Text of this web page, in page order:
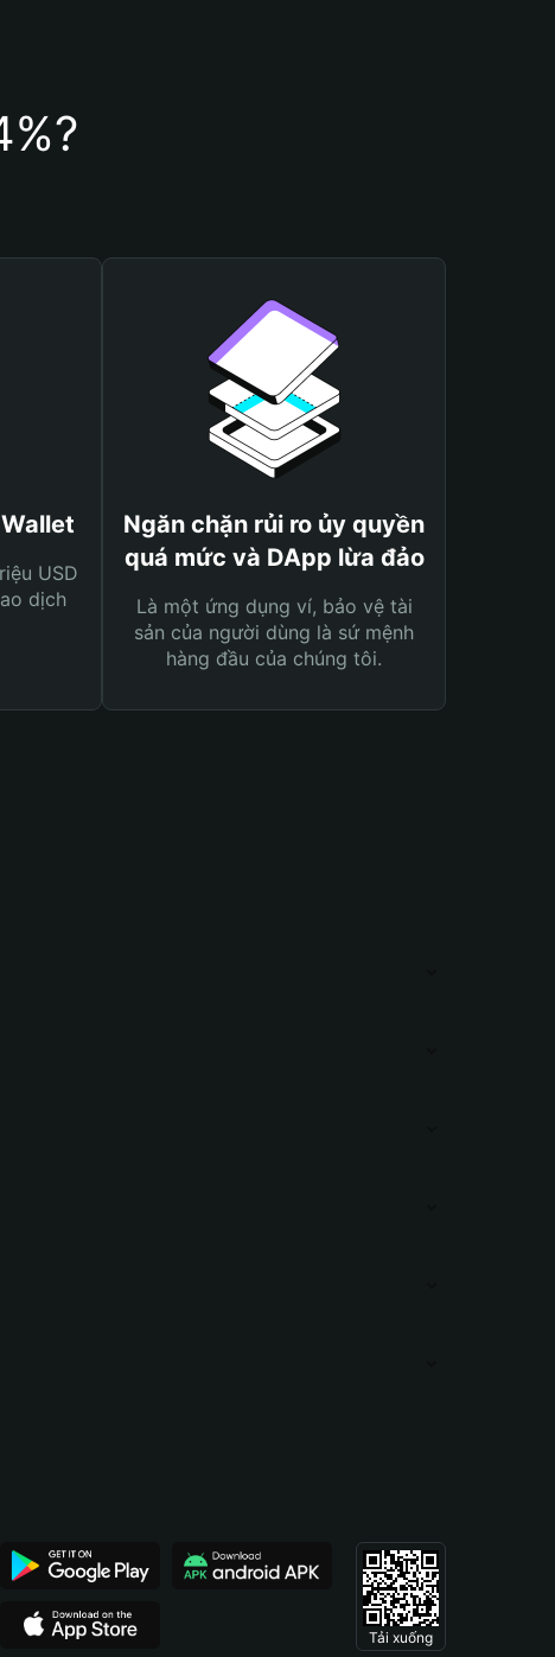
USD
dịch
Ngăn chặn rủi ro ủy quyền
quá mức và DApp lừa đảo
Là một ứng dụng ví, bảo vệ tài
sản của người dùng là sứ mệnh
hàng đầu của chúng tôi.
Tải xuống